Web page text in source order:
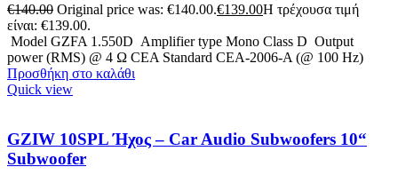
€140.00 Original price was: €140.00.€139.00Η τρέχουσα τιμή
είναι: €139.00.
Model GZFA 1.550D Amplifier type Mono Class D Output
power (RMS) @ 4 Ω CEA Standard CEA-2006-A (@ 100 Hz)
Προσθήκη στο καλάθι
Quick view
GZIW 10SPL Ήχος – Car Audio Subwoofers 10“
Subwoofer